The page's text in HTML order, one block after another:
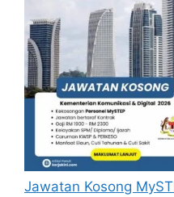
berjaya.
Mohon Jawatan
Penafian: Pihak
mana agensi
yang terdapat
adalah sahih dan
kerajaan dan
untuk memudahkan
Jawatan Kosong